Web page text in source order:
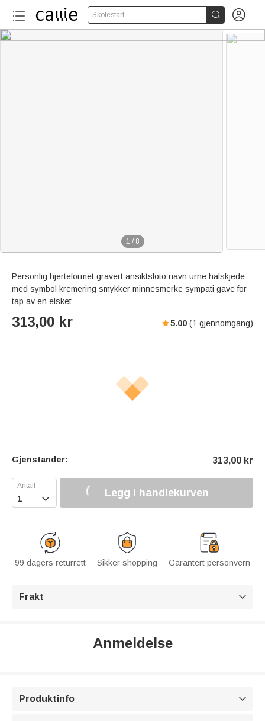
Skolestart  
1 / 8
Personlig hjerteformet gravert ansiktsfoto navn urne halskjede
med symbol kremering smykker minnesmerke sympati gave for
tap av en elsket
313,00 kr 5.00 (1 gjennomgang)
Gjenstander: 313,00 kr
 Legg i handlekurven
99 dagers returrett Sikker shopping Garantert personvern
Frakt 
Anmeldelse
Produktinfo 